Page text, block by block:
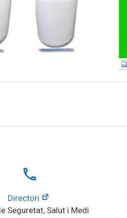
local_phone
Directori
Seguretat, Salut i Medi